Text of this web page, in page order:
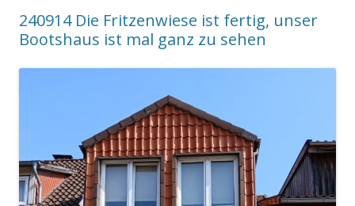
240914 Die Fritzenwiese ist fertig, unser
Bootshaus ist mal ganz zu sehen